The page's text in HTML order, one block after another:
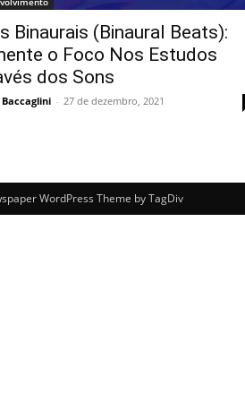
Binaurais (Binaural Beats):
o Foco Nos Estudos
dos Sons
- 27 de dezembro, 2021
WordPress Theme by TagDiv